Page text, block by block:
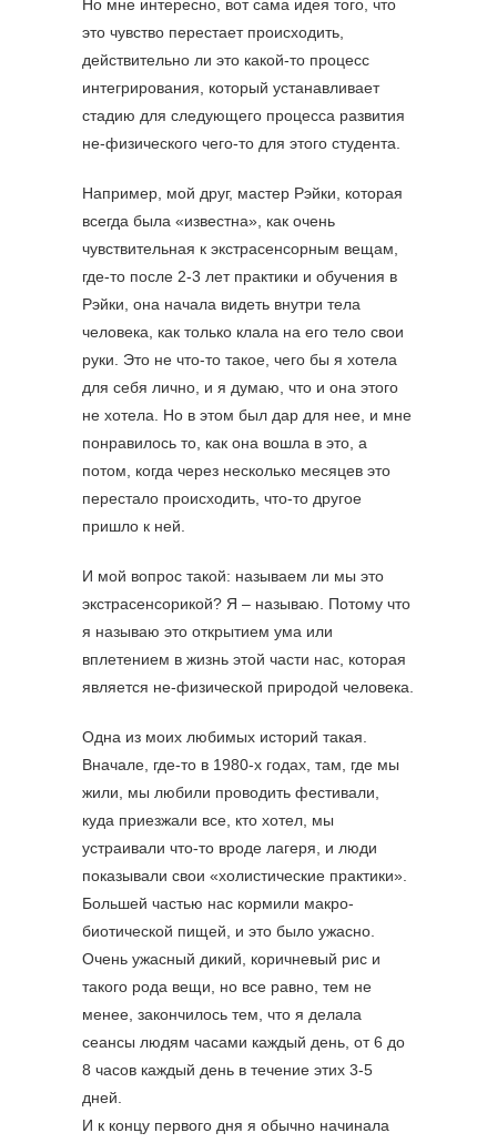
Но мне интересно, вот сама идея того, что
это чувство перестает происходить,
действительно ли это какой-то процесс
интегрирования, который устанавливает
стадию для следующего процесса развития
не-физического чего-то для этого студента.
Например, мой друг, мастер Рэйки, которая
всегда была «известна», как очень
чувствительная к экстрасенсорным вещам,
где-то после 2-3 лет практики и обучения в
Рэйки, она начала видеть внутри тела
человека, как только клала на его тело свои
руки. Это не что-то такое, чего бы я хотела
для себя лично, и я думаю, что и она этого
не хотела. Но в этом был дар для нее, и мне
понравилось то, как она вошла в это, а
потом, когда через несколько месяцев это
перестало происходить, что-то другое
пришло к ней.
И мой вопрос такой: называем ли мы это
экстрасенсорикой? Я – называю. Потому что
я называю это открытием ума или
вплетением в жизнь этой части нас, которая
является не-физической природой человека.
Одна из моих любимых историй такая.
Вначале, где-то в 1980-х годах, там, где мы
жили, мы любили проводить фестивали,
куда приезжали все, кто хотел, мы
устраивали что-то вроде лагеря, и люди
показывали свои «холистические практики».
Большей частью нас кормили макро-
биотической пищей, и это было ужасно.
Очень ужасный дикий, коричневый рис и
такого рода вещи, но все равно, тем не
менее, закончилось тем, что я делала
сеансы людям часами каждый день, от 6 до
8 часов каждый день в течение этих 3-5
дней.
И к концу первого дня я обычно начинала